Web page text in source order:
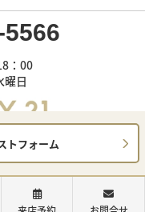
トフォーム
：00
曜日
ハウス